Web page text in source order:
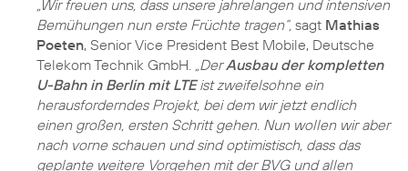
„Wir freuen uns, dass unsere jahrelangen und intensiven
Bemühungen nun erste Früchte tragen“, sagt Mathias
Poeten, Senior Vice President Best Mobile, Deutsche
Telekom Technik GmbH. „DerAusbau der kompletten
U-Bahn in Berlin mit LTEist zweifelsohne ein
herausforderndes Projekt, bei dem wir jetzt endlich
einen großen, ersten Schritt gehen. Nun wollen wir aber
nach vorne schauen und sind optimistisch, dass das
geplante weitere Vorgehen mit der BVG und allen